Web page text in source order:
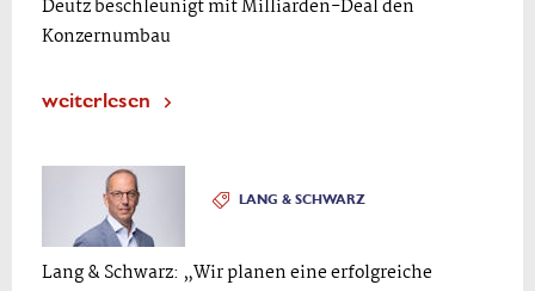
Deutz beschleunigt mit Milliarden-Deal den
Konzernumbau
weiterlesen
LANG & SCHWARZ
Lang & Schwarz: „Wir planen eine erfolgreiche